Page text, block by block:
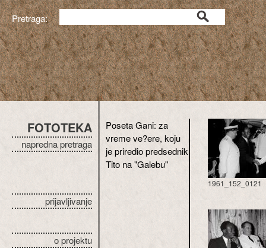
Pretraga:
FOTOTEKA
napredna pretraga
prijavljivanje
o projektu
Poseta Gani: za
vreme ve?ere, koju
je priredio predsednik
Tito na "Galebu"
1961_152_0121